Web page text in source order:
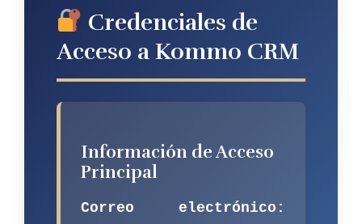
Credenciales de
Acceso a Kommo CRM
Información de Acceso
Principal
Correo electrónico: